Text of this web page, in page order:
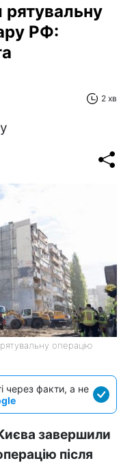
РФ:
2 хв
операцію
через факти, а не
завершили
після